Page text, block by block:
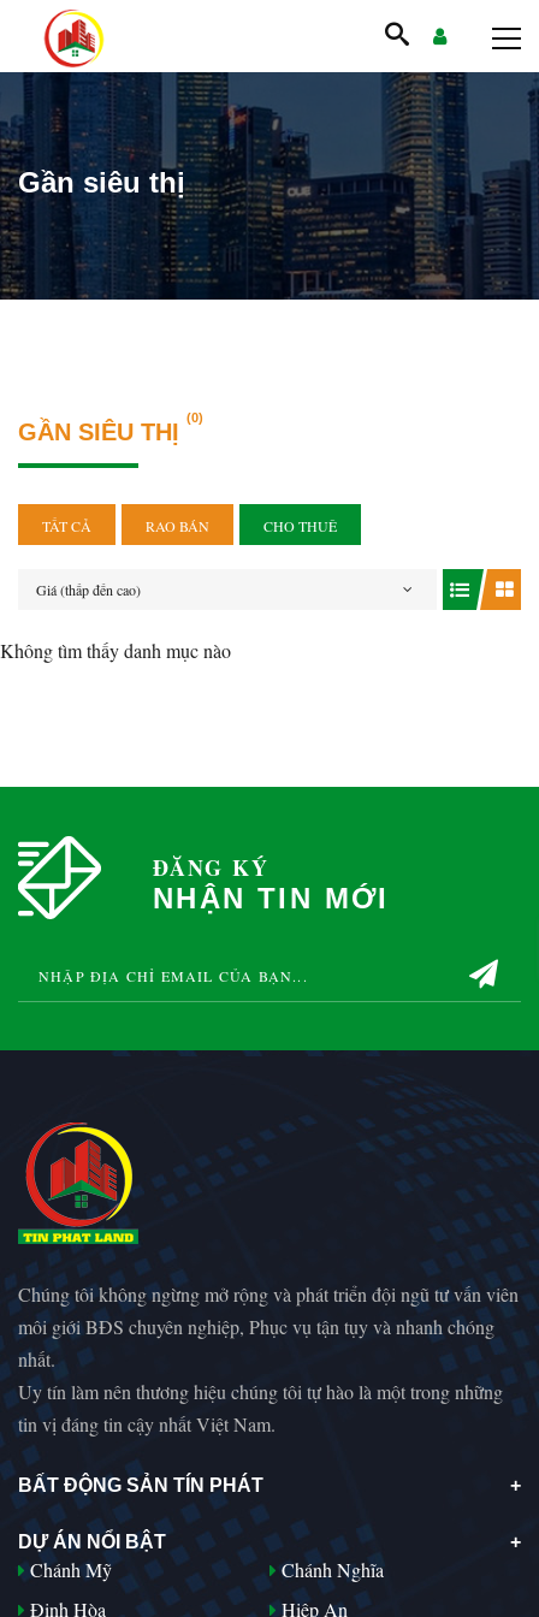
Gần siêu thị
GẦN SIÊU THỊ
(0)
TẤT CẢ RAO BÁN CHO THUÊ
Giá (thấp đến cao)
Không tìm thấy danh mục nào
ĐĂNG KÝ
NHẬN TIN MỚI
Chúng tôi không ngừng mở rộng và phát triển đội ngũ tư vấn viên
môi giới BĐS chuyên nghiệp, Phục vụ tận tụy và nhanh chóng
nhất.
Uy tín làm nên thương hiệu chúng tôi tự hào là một trong những
tin vị đáng tin cậy nhất Việt Nam.
BẤT ĐỘNG SẢN TÍN PHÁT
DỰ ÁN NỔI BẬT
Chánh Mỹ
Chánh Nghĩa
Định Hòa
Hiệp An